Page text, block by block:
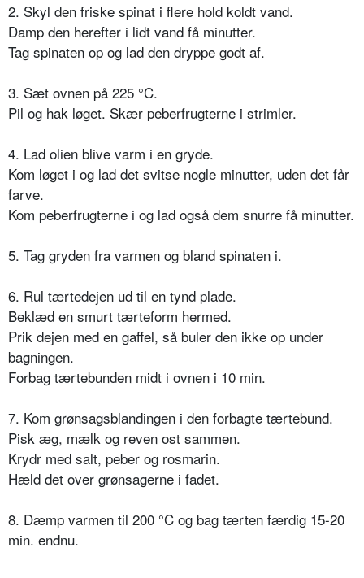
2. Skyl den friske spinat i flere hold koldt vand.
Damp den herefter i lidt vand få minutter.
Tag spinaten op og lad den dryppe godt af.
3. Sæt ovnen på 225 °C.
Pil og hak løget. Skær peberfrugterne i strimler.
4. Lad olien blive varm i en gryde.
Kom løget i og lad det svitse nogle minutter, uden det får
farve.
Kom peberfrugterne i og lad også dem snurre få minutter.
5. Tag gryden fra varmen og bland spinaten i.
6. Rul tærtedejen ud til en tynd plade.
Beklæd en smurt tærteform hermed.
Prik dejen med en gaffel, så buler den ikke op under
bagningen.
Forbag tærtebunden midt i ovnen i 10 min.
7. Kom grønsagsblandingen i den forbagte tærtebund.
Pisk æg, mælk og reven ost sammen.
Krydr med salt, peber og rosmarin.
Hæld det over grønsagerne i fadet.
8. Dæmp varmen til 200 °C og bag tærten færdig 15-20
min. endnu.